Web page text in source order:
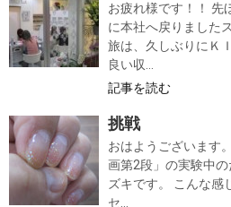
お疲れ様です！！ 先
に本社へ戻りました
旅は、久しぶりにＫ
良い収...
記事を読む
挑戦
おはようございます
画第2段」の実験中
ズキです。 こんな感
セ...